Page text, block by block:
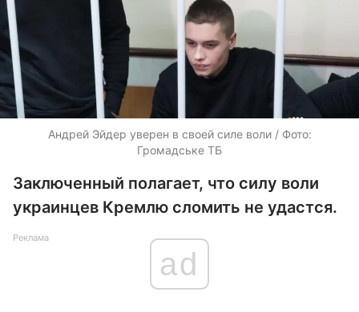
Андрей Эйдер уверен в своей силе воли / Фото:
Громадське ТБ
Заключенный полагает, что силу воли
украинцев Кремлю сломить не удастся.
Реклама
ad